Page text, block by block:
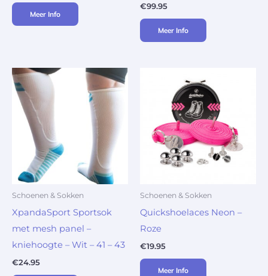
Meer Info
€99.95
Meer Info
Schoenen & Sokken
XpandaSport Sportsok
met mesh panel –
kniehoogte – Wit – 41 – 43
€24.95
Schoenen & Sokken
Quickshoelaces Neon –
Roze
€19.95
Meer Info